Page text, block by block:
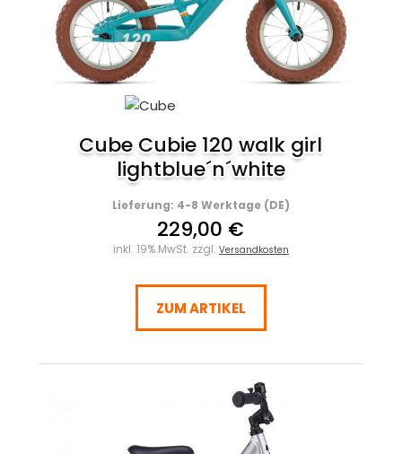
Cube Cubie 120 walk girl
lightblue´n´white
Lieferung: 4-8 Werktage (DE)
229,00 €
inkl. 19% MwSt. zzgl. Versandkosten
ZUM ARTIKEL